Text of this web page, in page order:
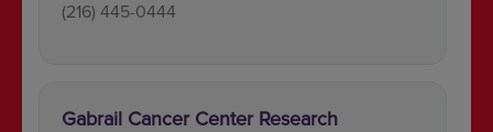
(216) 445-0444
Gabrail Cancer Center Research